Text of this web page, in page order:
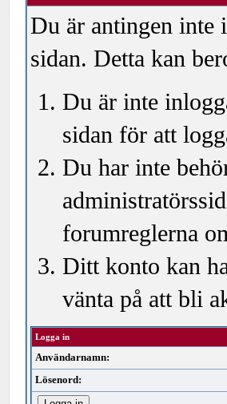
Du är antingen inte
sidan. Detta kan
Du är inte
sidan för att
Du har inte
forumreglerna
Ditt konto kan
vänta på att bli
Logga in
Användarnamn:
Lösenord: